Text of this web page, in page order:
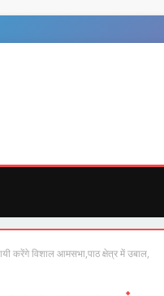
करेंगे विशाल आमसभा,पाठ क्षेत्र में उबाल,